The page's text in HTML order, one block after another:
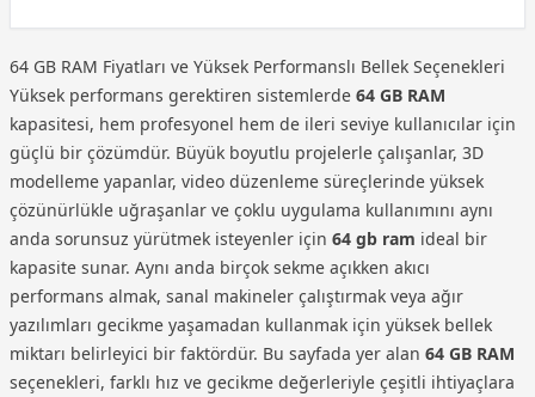
64 GB RAM Fiyatları ve Yüksek Performanslı Bellek Seçenekleri
Yüksek performans gerektiren sistemlerde 64 GB RAM
kapasitesi, hem profesyonel hem de ileri seviye kullanıcılar için
güçlü bir çözümdür. Büyük boyutlu projelerle çalışanlar, 3D
modelleme yapanlar, video düzenleme süreçlerinde yüksek
çözünürlükle uğraşanlar ve çoklu uygulama kullanımını aynı
anda sorunsuz yürütmek isteyenler için 64 gb ram ideal bir
kapasite sunar. Aynı anda birçok sekme açıkken akıcı
performans almak, sanal makineler çalıştırmak veya ağır
yazılımları gecikme yaşamadan kullanmak için yüksek bellek
miktarı belirleyici bir faktördür. Bu sayfada yer alan 64 GB RAM
seçenekleri, farklı hız ve gecikme değerleriyle çeşitli ihtiyaçlara